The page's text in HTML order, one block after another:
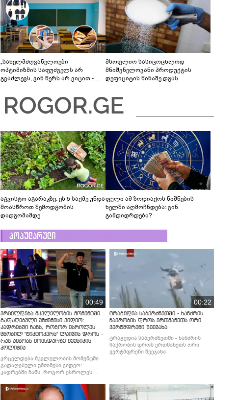
„სახელმძღვანელოები
ოპტიმიზმის საფუძველს არ
გვაძლევს, ვინ წერს არ ვიცით -
უკეთ გამოყენება“ - განათლების
სისტემის გამოწვევები
მსოფლიო სასიცოცხლოდ
მნიშვნელოვანი პროდუქტის
დეფიციტის წინაშე დგას
აგვისტო აგარაკზე: ეს 5 საქმე უნდა
მოასწროთ შემოდგომის
დადგომამდე
ფული ამ ზოდიაქოს ნიშნების
ხელში აღმოჩნდება: ვინ
გამდიდრდება?
პოპულარული
00:49
ვრცელდება მკვლელობის მომენტში
გადაღებული უმძიმესი ვიდეო:
კადრებში ჩანს, როგორ ესროლეს
ცნობილ "ტიკტოკერს" ლაივის დროს -
რას ამბობს მომხდარზე მექსიკის
პოლიცია
ვრცელდება მკვლელობის მომენტში
გადაღებული უმძიმესი ვიდეო:
კადრებში ჩანს, როგორ ესროლეს
რას ამბობს მომხდარზე მექსიკის
პოლიცია
00:22
ტრაგედია საბერძნეთში - ხანძრის
ჩაქრობის დროს ერთმანეთს ორი
ვერტმფრენი შეეჯახა
ტრაგედია საბერძნეთში - ხანძრის
ჩაქრობის დროს ერთმანეთს ორი
ვერტმფრენი შეეჯახა